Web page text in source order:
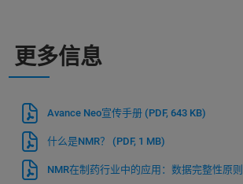
更多信息
Avance Neo宣传手册 (PDF, 643 KB)
什么是NMR？ (PDF, 1 MB)
NMR在制药行业中的应用：数据完整性原则